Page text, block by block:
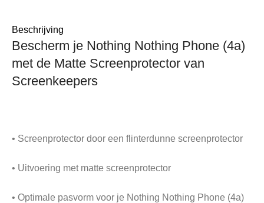
Beschrijving
Bescherm je Nothing Nothing Phone (4a)
met de Matte Screenprotector van
Screenkeepers
• Screenprotector door een flinterdunne screenprotector
• Uitvoering met matte screenprotector
• Optimale pasvorm voor je Nothing Nothing Phone (4a)